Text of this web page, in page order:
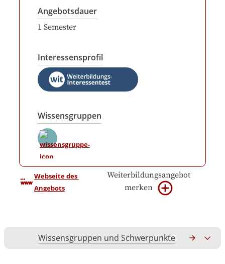
Angebotsdauer
1 Semester
Interessensprofil
Wissensgruppen
Webseite des
Angebots
Weiterbildungsangebot
merken
Wissensgruppen und Schwerpunkte